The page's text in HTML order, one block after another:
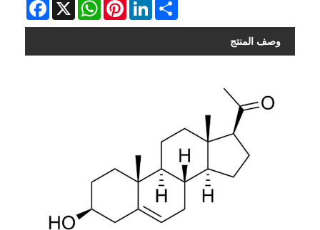
Facebook X
WhatsAppPinterestLinkedInShare
وصف المنتج